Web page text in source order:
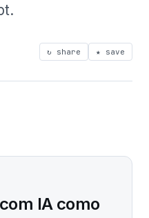
↻ share ★ save
IA como